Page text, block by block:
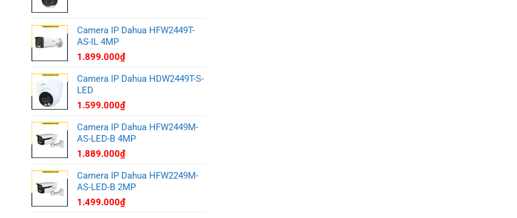
Camera IP Dahua HFW2449T-
AS-IL 4MP
1.899.000₫
Camera IP Dahua HDW2449T-S-
LED
1.599.000₫
Camera IP Dahua HFW2449M-
AS-LED-B 4MP
1.889.000₫
Camera IP Dahua HFW2249M-
AS-LED-B 2MP
1.499.000₫